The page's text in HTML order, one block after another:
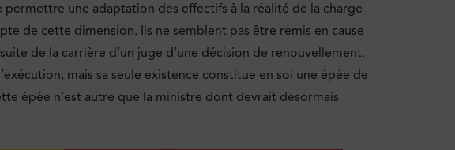
permettre une adaptation des effectifs à la réalité de la charge
de cette dimension. Ils ne semblent pas être remis en cause
de la carrière d’un juge d’une décision de renouvellement.
mais sa seule existence constitue en soi une épée de
épée n’est autre que la ministre dont devrait désormais